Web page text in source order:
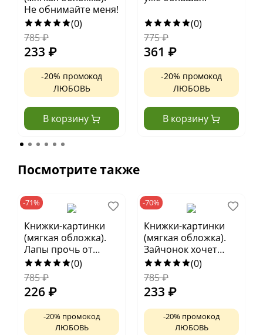
Не обнимайте меня!
(0)
785₽
233 ₽
-20% промокод
ЛЮБОВЬ
В корзину
(0)
775₽
361 ₽
-20% промокод
ЛЮБОВЬ
В корзину
Посмотрите также
-71%
Книжки-картинки
(мягкая обложка).
Лапы прочь от
мёда!
(0)
785₽
226 ₽
-20% промокод
ЛЮБОВЬ
-70%
Книжки-картинки
(мягкая обложка).
Зайчонок хочет
домой
(0)
785₽
233 ₽
-20% промокод
ЛЮБОВЬ